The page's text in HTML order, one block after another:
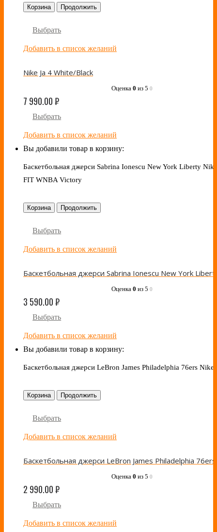
Корзина Продолжить
Выбрать
Добавить в список желаний
Nike Ja 4 White/Black
Оценка 0 из 5 0
7 990.00₽
Выбрать
Добавить в список желаний
Вы добавили товар в корзину:
Баскетбольная джерси Sabrina Ionescu New York Liberty
FIT WNBA Victory
Корзина Продолжить
Выбрать
Добавить в список желаний
Оценка 0 из 5 0
3 590.00₽
Выбрать
Добавить в список желаний
Вы добавили товар в корзину:
Баскетбольная джерси LeBron James Philadelphia 76ers Nike
Корзина Продолжить
Выбрать
Добавить в список желаний
Оценка 0 из 5 0
2 990.00₽
Выбрать
Добавить в список желаний